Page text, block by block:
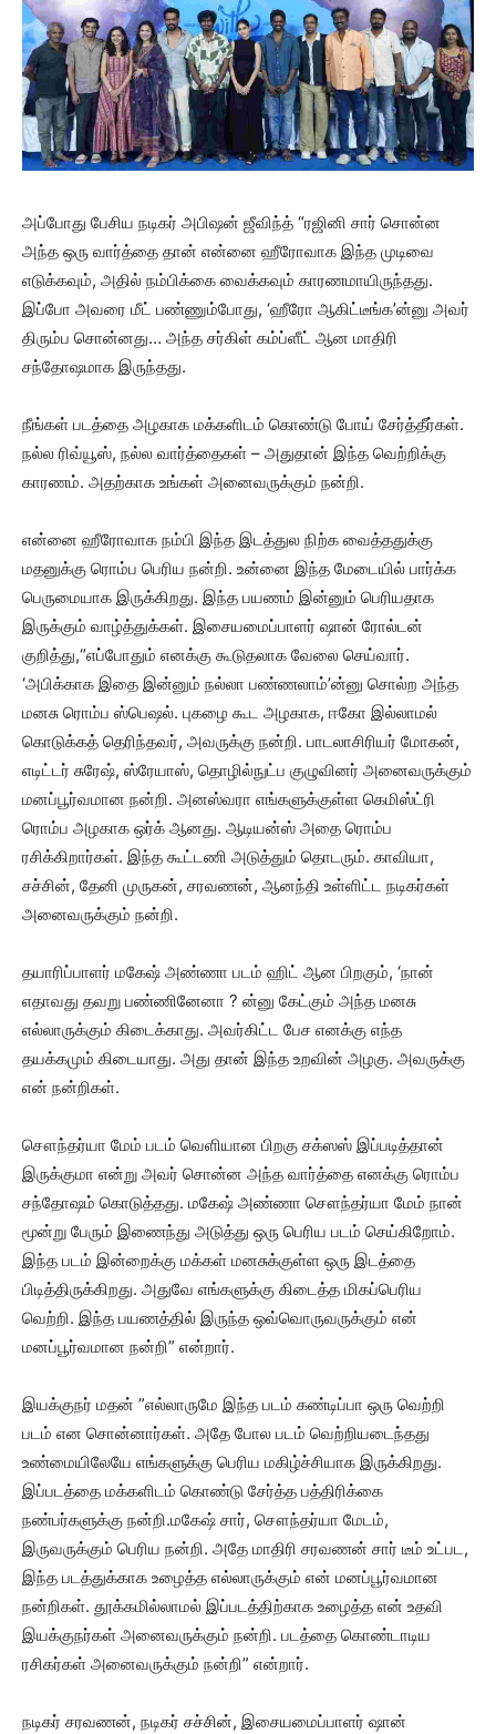
அப்போது பேசிய நடிகர் அபிஷன் ஜீவிந்த் “ரஜினி சார் சொன்ன
அந்த ஒரு வார்த்தை தான் என்னை ஹீரோவாக இந்த முடிவை
எடுக்கவும், அதில் நம்பிக்கை வைக்கவும் காரணமாயிருந்தது.
இப்போ அவரை மீட் பண்ணும்போது, ‘ஹீரோ ஆகிட்டீங்க’ன்னு அவர்
திரும்ப சொன்னது… அந்த சர்கிள் கம்ப்ளீட் ஆன மாதிரி
சந்தோஷமாக இருந்தது.
நீங்கள் படத்தை அழகாக மக்களிடம் கொண்டு போய் சேர்த்தீர்கள்.
நல்ல ரிவ்யூஸ், நல்ல வார்த்தைகள் – அதுதான் இந்த வெற்றிக்கு
காரணம். அதற்காக உங்கள் அனைவருக்கும் நன்றி.
என்னை ஹீரோவாக நம்பி இந்த இடத்துல நிற்க வைத்ததுக்கு
மதனுக்கு ரொம்ப பெரிய நன்றி. உன்னை இந்த மேடையில் பார்க்க
பெருமையாக இருக்கிறது. இந்த பயணம் இன்னும் பெரியதாக
இருக்கும் வாழ்த்துக்கள். இசையமைப்பாளர் ஷான் ரோல்டன்
குறித்து,“எப்போதும் எனக்கு கூடுதலாக வேலை செய்வார்.
‘அபிக்காக இதை இன்னும் நல்லா பண்ணலாம்’ன்னு சொல்ற அந்த
மனசு ரொம்ப ஸ்பெஷல். புகழை கூட அழகாக, ஈகோ இல்லாமல்
கொடுக்கத் தெரிந்தவர், அவருக்கு நன்றி. பாடலாசிரியர் மோகன்,
எடிட்டர் சுரேஷ், ஸ்ரேயாஸ், தொழில்நுட்ப குழுவினர் அனைவருக்கும்
மனப்பூர்வமான நன்றி. அனஸ்வரா எங்களுக்குள்ள கெமிஸ்ட்ரி
ரொம்ப அழகாக ஒர்க் ஆனது. ஆடியன்ஸ் அதை ரொம்ப
ரசிக்கிறார்கள். இந்த கூட்டணி அடுத்தும் தொடரும். காவியா,
சச்சின், தேனி முருகன், சரவணன், ஆனந்தி உள்ளிட்ட நடிகர்கள்
அனைவருக்கும் நன்றி.
தயாரிப்பாளர் மகேஷ் அண்ணா படம் ஹிட் ஆன பிறகும், ‘நான்
எதாவது தவறு பண்ணினேனா ? ன்னு கேட்கும் அந்த மனசு
எல்லாருக்கும் கிடைக்காது. அவர்கிட்ட பேச எனக்கு எந்த
தயக்கமும் கிடையாது. அது தான் இந்த உறவின் அழகு. அவருக்கு
என் நன்றிகள்.
சௌந்தர்யா மேம் படம் வெளியான பிறகு சக்ஸஸ் இப்படித்தான்
இருக்குமா என்று அவர் சொன்ன அந்த வார்த்தை எனக்கு ரொம்ப
சந்தோஷம் கொடுத்தது. மகேஷ் அண்ணா சௌந்தர்யா மேம் நான்
மூன்று பேரும் இணைந்து அடுத்து ஒரு பெரிய படம் செய்கிறோம்.
இந்த படம் இன்றைக்கு மக்கள் மனசுக்குள்ள ஒரு இடத்தை
பிடித்திருக்கிறது. அதுவே எங்களுக்கு கிடைத்த மிகப்பெரிய
வெற்றி. இந்த பயணத்தில் இருந்த ஒவ்வொருவருக்கும் என்
மனப்பூர்வமான நன்றி” என்றார்.
இயக்குநர் மதன் ”எல்லாருமே இந்த படம் கண்டிப்பா ஒரு வெற்றி
படம் என சொன்னார்கள். அதே போல படம் வெற்றியடைந்தது
உண்மையிலேயே எங்களுக்கு பெரிய மகிழ்ச்சியாக இருக்கிறது.
இப்படத்தை மக்களிடம் கொண்டு சேர்த்த பத்திரிக்கை
நண்பர்களுக்கு நன்றி.மகேஷ் சார், சௌந்தர்யா மேடம்,
இருவருக்கும் பெரிய நன்றி. அதே மாதிரி சரவணன் சார் டீம் உட்பட,
இந்த படத்துக்காக உழைத்த எல்லாருக்கும் என் மனப்பூர்வமான
நன்றிகள். தூக்கமில்லாமல் இப்படத்திற்காக உழைத்த என் உதவி
இயக்குநர்கள் அனைவருக்கும் நன்றி. படத்தை கொண்டாடிய
ரசிகர்கள் அனைவருக்கும் நன்றி” என்றார்.
நடிகர் சரவணன், நடிகர் சச்சின், இசையமைப்பாளர் ஷான்